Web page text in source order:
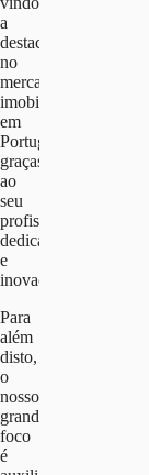
a
destacar
no
mercado
imobiliário
em
Portugal
graças
ao
seu
profissionalismo,
dedicação
e
inovação.
Para
além
disto,
o
nosso
grande
foco
é